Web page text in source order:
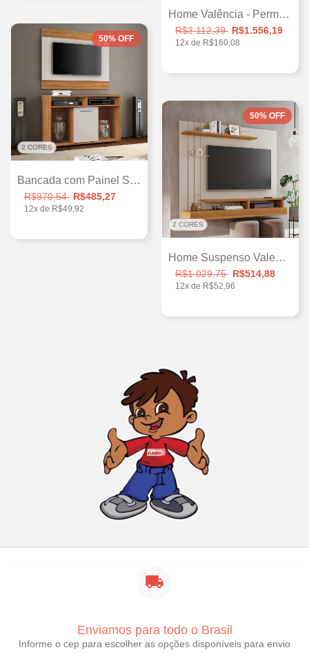
Home Valência - Permóbili
R$3.112,39 R$1.556,19
12x de R$160,08
50% OFF
2 CORES
Bancada com Painel Show - Notável
R$970,54 R$485,27
12x de R$49,92
50% OFF
2 CORES
Home Suspenso Valencia - Permobili
R$1.029,75 R$514,88
12x de R$52,96
Enviamos para todo o Brasil
Informe o cep para escolher as opções disponíveis para envio